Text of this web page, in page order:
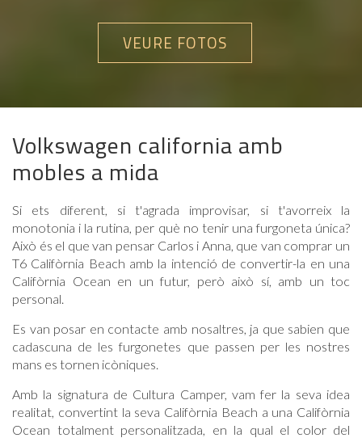
VEURE FOTOS
Volkswagen california amb
mobles a mida
Si ets diferent, si t'agrada improvisar, si t'avorreix la
monotonia i la rutina, per què no tenir una furgoneta única?
Això és el que van pensar Carlos i Anna, que van comprar un
T6 Califòrnia Beach amb la intenció de convertir-la en una
Califòrnia Ocean en un futur, però això sí, amb un toc
personal.
Es van posar en contacte amb nosaltres, ja que sabien que
cadascuna de les furgonetes que passen per les nostres
mans es tornen icòniques.
Amb la signatura de Cultura Camper, vam fer la seva idea
realitat, convertint la seva Califòrnia Beach a una Califòrnia
Ocean totalment personalitzada, en la qual el color del